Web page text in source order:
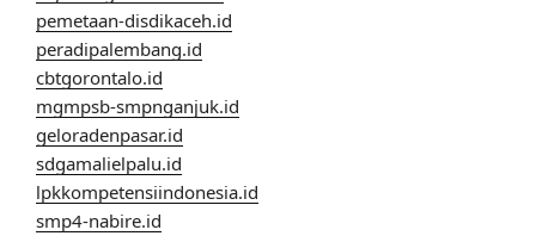
pemetaan-disdikaceh.id
peradipalembang.id
cbtgorontalo.id
mgmpsb-smpnganjuk.id
geloradenpasar.id
sdgamalielpalu.id
lpkkompetensiindonesia.id
smp4-nabire.id